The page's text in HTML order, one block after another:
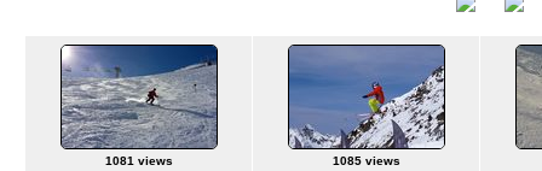
1081 views
1085 views